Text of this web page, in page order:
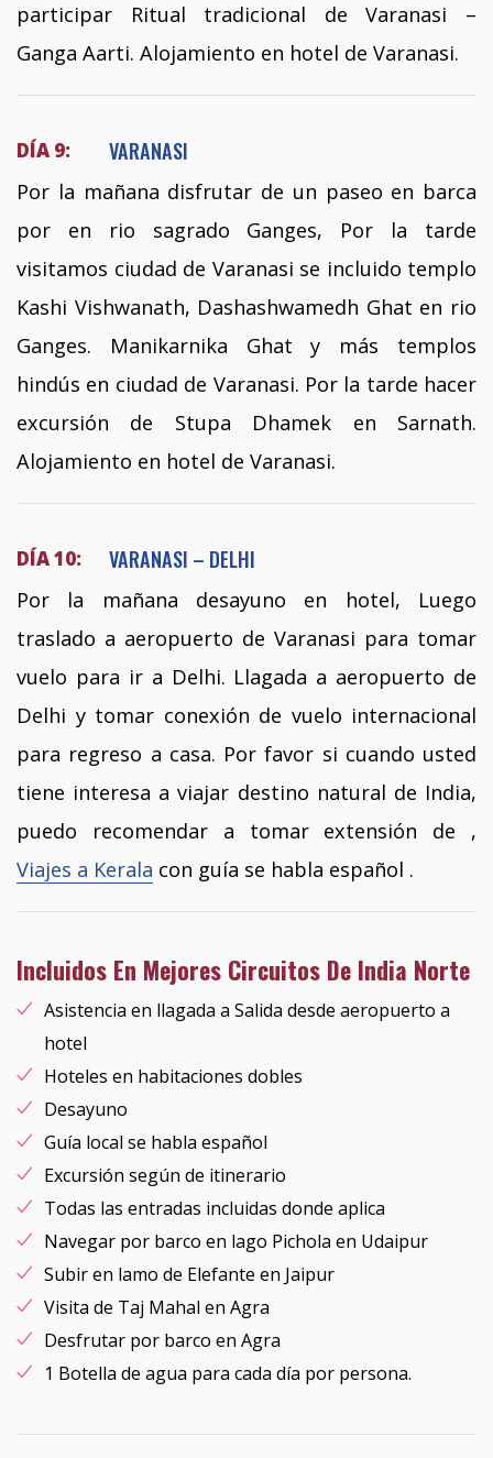
participar Ritual tradicional de Varanasi –
Ganga Aarti. Alojamiento en hotel de Varanasi.
DÍA 9: VARANASI
Por la mañana disfrutar de un paseo en barca
por en rio sagrado Ganges, Por la tarde
visitamos ciudad de Varanasi se incluido templo
Kashi Vishwanath, Dashashwamedh Ghat en rio
Ganges. Manikarnika Ghat y más templos
hindús en ciudad de Varanasi. Por la tarde hacer
excursión de Stupa Dhamek en Sarnath.
Alojamiento en hotel de Varanasi.
DÍA 10: VARANASI – DELHI
Por la mañana desayuno en hotel, Luego
traslado a aeropuerto de Varanasi para tomar
vuelo para ir a Delhi. Llagada a aeropuerto de
Delhi y tomar conexión de vuelo internacional
para regreso a casa. Por favor si cuando usted
tiene interesa a viajar destino natural de India,
puedo recomendar a tomar extensión de ,
Viajes a Kerala con guía se habla español .
Incluidos En Mejores Circuitos De India Norte
Asistencia en llagada a Salida desde aeropuerto a
hotel
Hoteles en habitaciones dobles
Desayuno
Guía local se habla español
Excursión según de itinerario
Todas las entradas incluidas donde aplica
Navegar por barco en lago Pichola en Udaipur
Subir en lamo de Elefante en Jaipur
Visita de Taj Mahal en Agra
Desfrutar por barco en Agra
1 Botella de agua para cada día por persona.